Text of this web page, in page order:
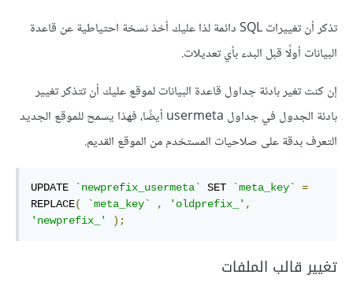
تذكر أن تغييرات SQL دائمة لذا عليك أخذ نسخة احتياطية عن قاعدة
البيانات أولًا قبل البدء بأي تعديلات.
إن كنت تغير بادئة جداول قاعدة البيانات لموقع عليك أن تتذكر تغيير
بادئة الجدول في جداول usermeta أيضًا، فهذا يسمح للموقع الجديد
التعرف بدقة على صلاحيات المستخدم من الموقع القديم.
UPDATE `newprefix_usermeta` SET `meta_key`
=
REPLACE( `meta_key` , 'oldprefix_' ,
'newprefix_'
);
تغيير قالب الملفات